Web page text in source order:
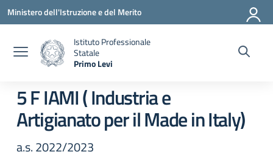
Vai ai contenuti
Vai al menu di navigazione
Vai al footer
Ministero dell'Istruzione e del Merito
Istituto Professionale
Statale
Primo Levi
5 F IAMI ( Industria e
Artigianato per il Made in Italy)
a.s. 2022/2023